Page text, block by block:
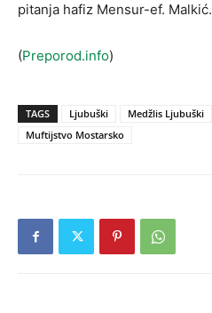
pitanja hafiz Mensur-ef. Malkić.
(Preporod.info)
TAGS Ljubuški Medžlis Ljubuški
Muftijstvo Mostarsko